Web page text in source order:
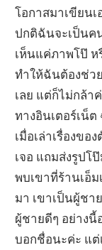
โอกาสมาเขียนเ
ปกติฉันจะเป็นค
เห็นแค่ภาพโป๊ ห
ทำให้ฉันต้องช่ว
เลย แต่ก็ไม่กล้
ทางอินเตอร์เน็
เมื่อเล่าเรื่องขอ
เจอ แถมส่งรูป
พบเขาที่ร้านเอ็
มา เขาเป็นผู้ชา
ผู้ชายดีๆ อย่างนี้
บอกชื่อนะค่ะ แต่